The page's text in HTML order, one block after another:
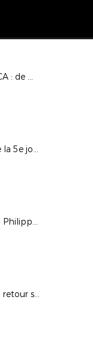
Coupe Gambardella CA : de magnifiques buts avec l'application REMATCH !
National : Le récap' de la 5e journée
Montaigu Futsal Cup : Philippe Lafrique (FFF) heureux de cette 3e édition
Montaigu Futsal Cup : retour sur la 3e édition